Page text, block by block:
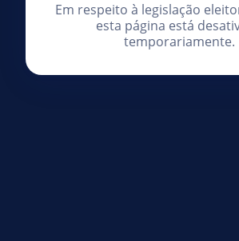
Em respeito à legislação
esta página está
temporariamente.